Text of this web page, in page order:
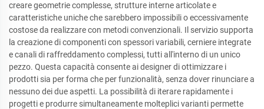
creare geometrie complesse, strutture interne articolate e
caratteristiche uniche che sarebbero impossibili o eccessivamente
costose da realizzare con metodi convenzionali. Il servizio supporta
la creazione di componenti con spessori variabili, cerniere integrate
e canali di raffreddamento complessi, tutti all'interno di un unico
pezzo. Questa capacità consente ai designer di ottimizzare i
prodotti sia per forma che per funzionalità, senza dover rinunciare a
nessuno dei due aspetti. La possibilità di iterare rapidamente i
progetti e produrre simultaneamente molteplici varianti permette